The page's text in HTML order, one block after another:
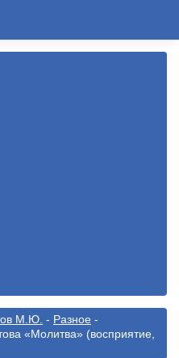
М.Ю. - Разное -
«Молитва» (восприятие,